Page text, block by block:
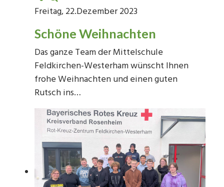
Freitag, 22.Dezember 2023
Schöne Weihnachten
Das ganze Team der Mittelschule
Feldkirchen-Westerham wünscht Ihnen
frohe Weihnachten und einen guten
Rutsch ins…